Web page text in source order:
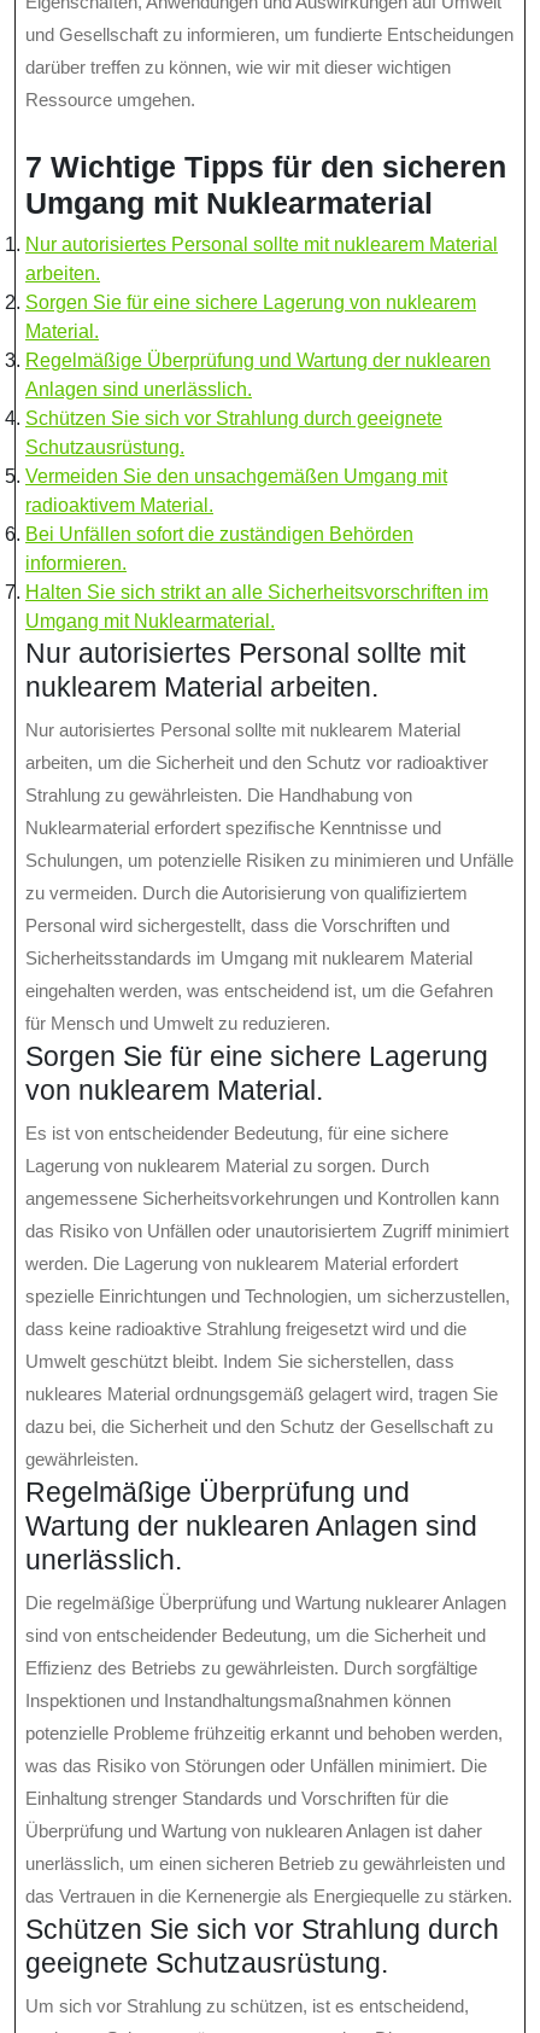
und Gesellschaft zu informieren, um fundierte Entscheidungen
darüber treffen zu können, wie wir mit dieser wichtigen
Ressource umgehen.
7 Wichtige Tipps für den sicheren
Umgang mit Nuklearmaterial
Nur autorisiertes Personal sollte mit nuklearem Material
arbeiten.
Sorgen Sie für eine sichere Lagerung von nuklearem
Material.
Regelmäßige Überprüfung und Wartung der nuklearen
Anlagen sind unerlässlich.
Schützen Sie sich vor Strahlung durch geeignete
Schutzausrüstung.
Vermeiden Sie den unsachgemäßen Umgang mit
radioaktivem Material.
Bei Unfällen sofort die zuständigen Behörden
informieren.
Halten Sie sich strikt an alle Sicherheitsvorschriften im
Umgang mit Nuklearmaterial.
Nur autorisiertes Personal sollte mit
nuklearem Material arbeiten.
Nur autorisiertes Personal sollte mit nuklearem Material
arbeiten, um die Sicherheit und den Schutz vor radioaktiver
Strahlung zu gewährleisten. Die Handhabung von
Nuklearmaterial erfordert spezifische Kenntnisse und
Schulungen, um potenzielle Risiken zu minimieren und Unfälle
zu vermeiden. Durch die Autorisierung von qualifiziertem
Personal wird sichergestellt, dass die Vorschriften und
Sicherheitsstandards im Umgang mit nuklearem Material
eingehalten werden, was entscheidend ist, um die Gefahren
für Mensch und Umwelt zu reduzieren.
Sorgen Sie für eine sichere Lagerung
von nuklearem Material.
Es ist von entscheidender Bedeutung, für eine sichere
Lagerung von nuklearem Material zu sorgen. Durch
angemessene Sicherheitsvorkehrungen und Kontrollen kann
das Risiko von Unfällen oder unautorisiertem Zugriff minimiert
werden. Die Lagerung von nuklearem Material erfordert
spezielle Einrichtungen und Technologien, um sicherzustellen,
dass keine radioaktive Strahlung freigesetzt wird und die
Umwelt geschützt bleibt. Indem Sie sicherstellen, dass
nukleares Material ordnungsgemäß gelagert wird, tragen Sie
dazu bei, die Sicherheit und den Schutz der Gesellschaft zu
gewährleisten.
Regelmäßige Überprüfung und
Wartung der nuklearen Anlagen sind
unerlässlich.
Die regelmäßige Überprüfung und Wartung nuklearer Anlagen
sind von entscheidender Bedeutung, um die Sicherheit und
Effizienz des Betriebs zu gewährleisten. Durch sorgfältige
Inspektionen und Instandhaltungsmaßnahmen können
potenzielle Probleme frühzeitig erkannt und behoben werden,
was das Risiko von Störungen oder Unfällen minimiert. Die
Einhaltung strenger Standards und Vorschriften für die
Überprüfung und Wartung von nuklearen Anlagen ist daher
unerlässlich, um einen sicheren Betrieb zu gewährleisten und
das Vertrauen in die Kernenergie als Energiequelle zu stärken.
Schützen Sie sich vor Strahlung durch
geeignete Schutzausrüstung.
Um sich vor Strahlung zu schützen, ist es entscheidend,